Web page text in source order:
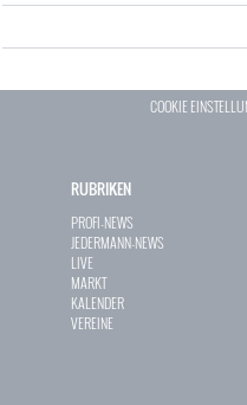
COOKIE
RUBRIKEN
PROFI-NEWS
JEDERMANN-NEWS
LIVE
MARKT
KALENDER
VEREINE